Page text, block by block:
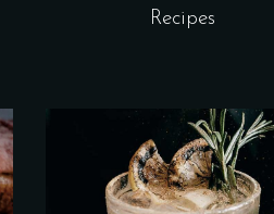
Recipes